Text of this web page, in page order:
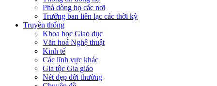
Phả dòng họ các nơi
Trưởng ban liên lạc các thời kỳ
Truyền thống
Khoa học Giao dục
Văn hoá Nghệ thuật
Kinh tế
Các lĩnh vực khác
Gia tộc Gia giáo
Nét đẹp đời thường